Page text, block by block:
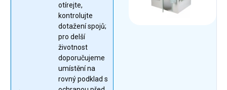
otírejte,
kontrolujte
dotažení spojů;
pro delší
životnost
doporučujeme
umístění na
rovný podklad s